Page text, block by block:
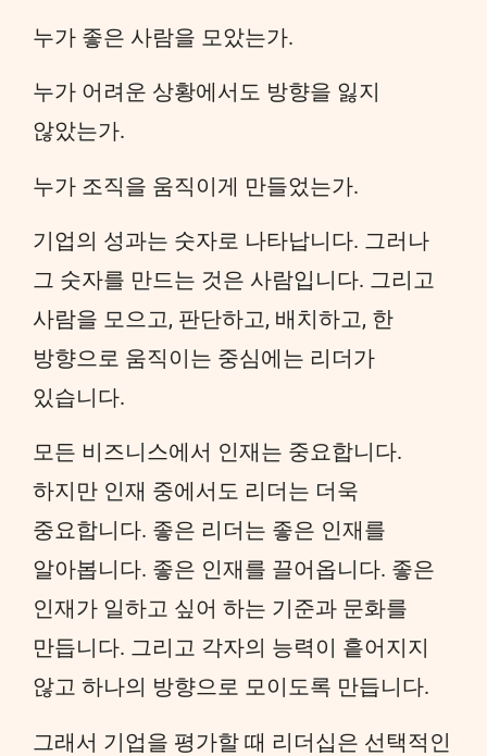
누가 좋은 사람을 모았는가.
누가 어려운 상황에서도 방향을 잃지
않았는가.
누가 조직을 움직이게 만들었는가.
기업의 성과는 숫자로 나타납니다. 그러나
그 숫자를 만드는 것은 사람입니다. 그리고
사람을 모으고, 판단하고, 배치하고, 한
방향으로 움직이는 중심에는 리더가
있습니다.
모든 비즈니스에서 인재는 중요합니다.
하지만 인재 중에서도 리더는 더욱
중요합니다. 좋은 리더는 좋은 인재를
알아봅니다. 좋은 인재를 끌어옵니다. 좋은
인재가 일하고 싶어 하는 기준과 문화를
만듭니다. 그리고 각자의 능력이 흩어지지
않고 하나의 방향으로 모이도록 만듭니다.
그래서 기업을 평가할 때 리더십은 선택적인